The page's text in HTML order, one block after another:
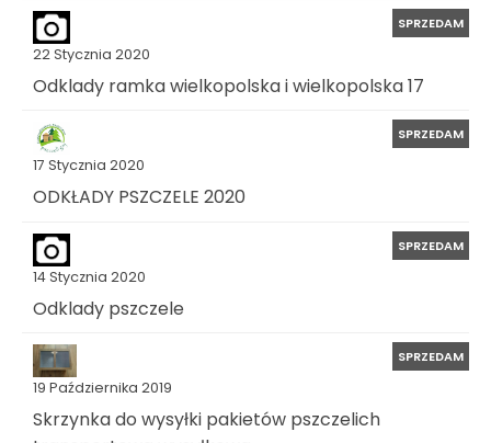
22 Stycznia 2020
SPRZEDAM
Odklady ramka wielkopolska i wielkopolska 17
17 Stycznia 2020
SPRZEDAM
ODKŁADY PSZCZELE 2020
14 Stycznia 2020
SPRZEDAM
Odklady pszczele
19 Października 2019
SPRZEDAM
Skrzynka do wysyłki pakietów pszczelich